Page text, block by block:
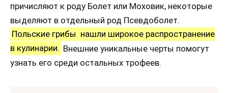
причисляют к роду Болет или Моховик, некоторые
выделяют в отдельный род Псевдоболет.
Польские грибы нашли широкое распространение
в кулинарии. Внешние уникальные черты помогут
узнать его среди остальных трофеев.